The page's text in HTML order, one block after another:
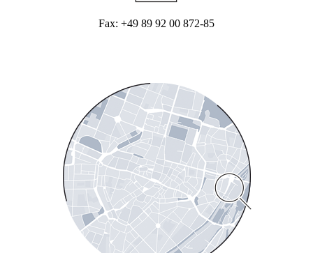
Fax: +49 89 92 00 872-85